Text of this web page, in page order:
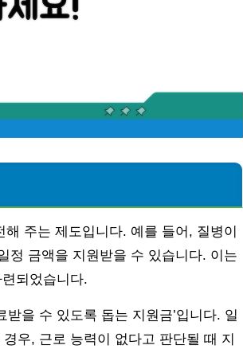
주는 제도입니다. 예를 들어, 질병이
정 금액을 지원받을 수 있습니다. 이는
되었습니다.
을 수 있도록 돕는 지원금’입니다. 일
우, 근로 능력이 없다고 판단될 때 지